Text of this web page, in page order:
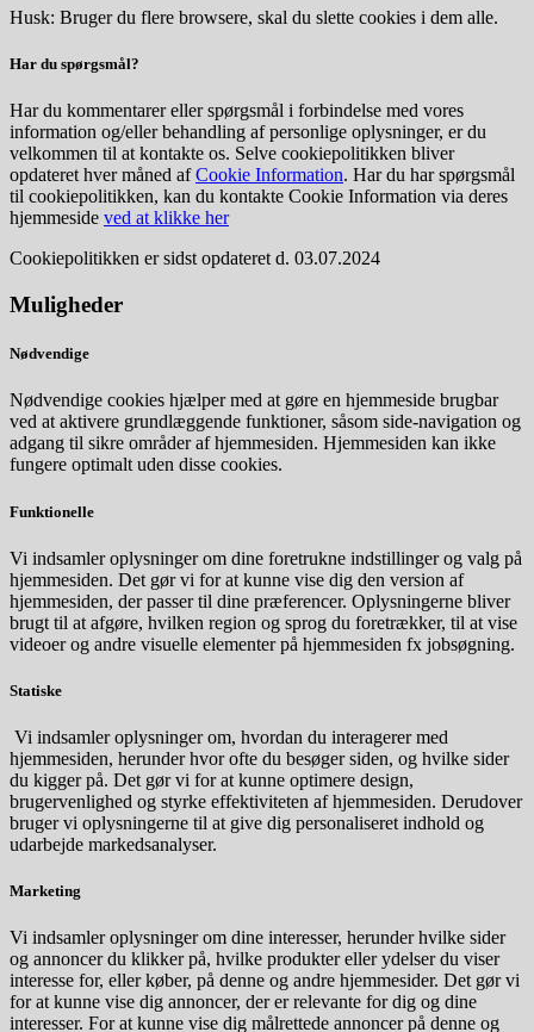
Husk: Bruger du flere browsere, skal du slette cookies i dem alle.
Har du spørgsmål?
Har du kommentarer eller spørgsmål i forbindelse med vores
information og/eller behandling af personlige oplysninger, er du
velkommen til at kontakte os. Selve cookiepolitikken bliver
opdateret hver måned afCookie Information. Har du har spørgsmål
til cookiepolitikken, kan du kontakte Cookie Information via deres
hjemmeside ved at klikke her
Cookiepolitikken er sidst opdateret d. 03.07.2024
Muligheder
Nødvendige
Nødvendige cookies hjælper med at gøre en hjemmeside brugbar
ved at aktivere grundlæggende funktioner, såsom side-navigation og
adgang til sikre områder af hjemmesiden. Hjemmesiden kan ikke
fungere optimalt uden disse cookies.
Funktionelle
Vi indsamler oplysninger om dine foretrukne indstillinger og valg på
hjemmesiden. Det gør vi for at kunne vise dig den version af
hjemmesiden, der passer til dine præferencer. Oplysningerne bliver
brugt til at afgøre, hvilken region og sprog du foretrækker, til at vise
videoer og andre visuelle elementer på hjemmesiden fx jobsøgning.
Statiske
Vi indsamler oplysninger om, hvordan du interagerer med
hjemmesiden, herunder hvor ofte du besøger siden, og hvilke sider
du kigger på. Det gør vi for at kunne optimere design,
brugervenlighed og styrke effektiviteten af hjemmesiden. Derudover
bruger vi oplysningerne til at give dig personaliseret indhold og
udarbejde markedsanalyser.
Marketing
Vi indsamler oplysninger om dine interesser, herunder hvilke sider
og annoncer du klikker på, hvilke produkter eller ydelser du viser
interesse for, eller køber, på denne og andre hjemmesider. Det gør vi
for at kunne vise dig annoncer, der er relevante for dig og dine
interesser. For at kunne vise dig målrettede annoncer på denne og